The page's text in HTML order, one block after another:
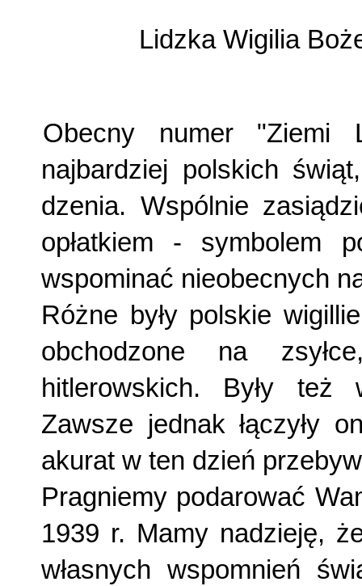
Lidzka Wigilia
Obecny numer "Ziemi
najbardziej polskich
dzenia. Wspólnie
opłatkiem - symbolem
wspominać nieobecnych
Różne były polskie
obchodzone na
hitlerowskich. Były też
Zawsze jednak łączyły
akurat w ten dzień
Pragniemy podarować
1939 r. Mamy nadzieję,
własnych wspomnień